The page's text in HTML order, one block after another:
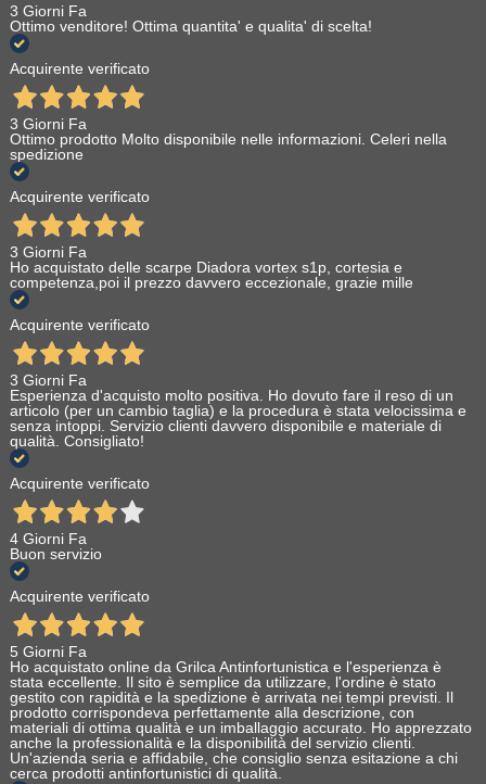
3 Giorni Fa
Ottimo venditore! Ottima quantita' e qualita' di scelta!
Acquirente verificato
3 Giorni Fa
Ottimo prodotto Molto disponibile nelle informazioni. Celeri nella
spedizione
Acquirente verificato
3 Giorni Fa
Ho acquistato delle scarpe Diadora vortex s1p, cortesia e
competenza,poi il prezzo davvero eccezionale, grazie mille
Acquirente verificato
3 Giorni Fa
Esperienza d'acquisto molto positiva. Ho dovuto fare il reso di un
articolo (per un cambio taglia) e la procedura è stata velocissima e
senza intoppi. Servizio clienti davvero disponibile e materiale di
qualità. Consigliato!
Acquirente verificato
4 Giorni Fa
Buon servizio
Acquirente verificato
5 Giorni Fa
Ho acquistato online da Grilca Antinfortunistica e l'esperienza è
stata eccellente. Il sito è semplice da utilizzare, l'ordine è stato
gestito con rapidità e la spedizione è arrivata nei tempi previsti. Il
prodotto corrispondeva perfettamente alla descrizione, con
materiali di ottima qualità e un imballaggio accurato. Ho apprezzato
anche la professionalità e la disponibilità del servizio clienti.
Un'azienda seria e affidabile, che consiglio senza esitazione a chi
cerca prodotti antinfortunistici di qualità.